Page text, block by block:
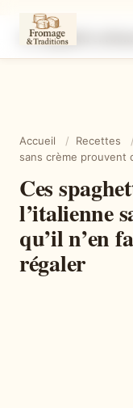
Accueil / Recettes /
sans crème prouvent
Ces
l’italienne
qu’il n’en
régaler